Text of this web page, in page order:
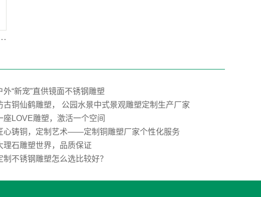
外“新宠”直供镜面不锈钢雕塑
古铜仙鹤雕塑， 公园水景中式景观雕塑定制生产厂家
座LOVE雕塑，激活一个空间
心铸铜，定制艺术——定制铜雕塑厂家个性化服务
理石雕塑世界，品质保证
制不锈钢雕塑怎么选比较好？